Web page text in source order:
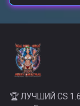
🏆 ЛУЧШИЙ CS